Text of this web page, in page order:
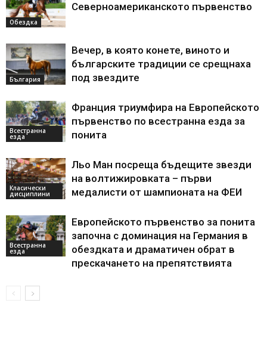
Обездка
Северноамериканското първенство
България
Вечер, в която конете, виното и
българските традиции се срещнаха
под звездите
Всестранна
езда
Франция триумфира на Европейското
първенство по всестранна езда за
понита
Класически
дисциплини
Льо Ман посреща бъдещите звезди
на волтижировката – първи
медалисти от шампионата на ФЕИ
Всестранна
езда
Европейското първенство за понита
започна с доминация на Германия в
обездката и драматичен обрат в
прескачането на препятствията